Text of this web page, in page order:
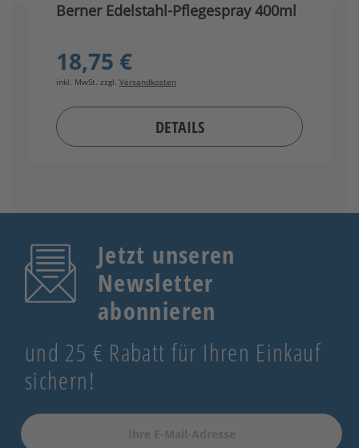
Berner Edelstahl-Pflegespray 400ml
18,75 €
inkl. MwSt. zzgl. Versandkosten
DETAILS
Jetzt unseren
Newsletter
abonnieren
und 25 € Rabatt für Ihren Einkauf
sichern!